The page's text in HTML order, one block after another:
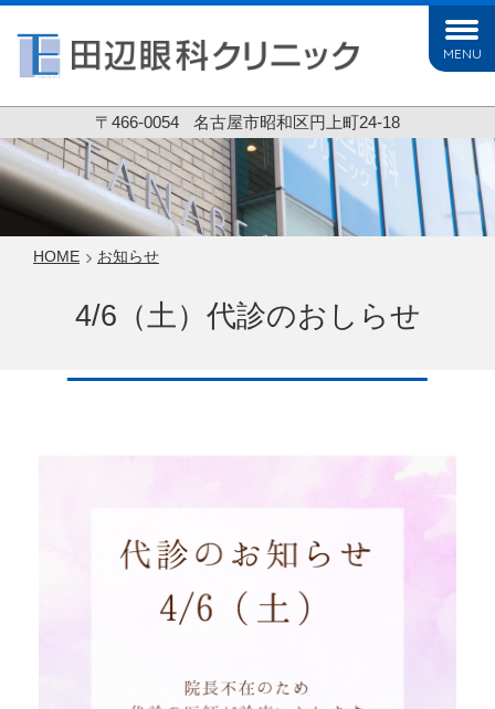
〒466-0054 名古屋市昭和区円上町24-18
MENU
HOME お知らせ
4/6（土）代診のおしらせ